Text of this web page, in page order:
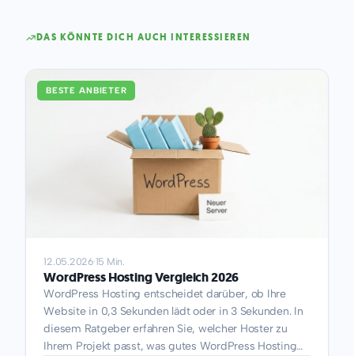
DAS KÖNNTE DICH AUCH INTERESSIEREN
BESTE ANBIETER
12.05.2026·15 Min.
WordPress Hosting Vergleich 2026
WordPress Hosting entscheidet darüber, ob Ihre
Website in 0,3 Sekunden lädt oder in 3 Sekunden. In
diesem Ratgeber erfahren Sie, welcher Hoster zu
Ihrem Projekt passt, was gutes WordPress Hosting